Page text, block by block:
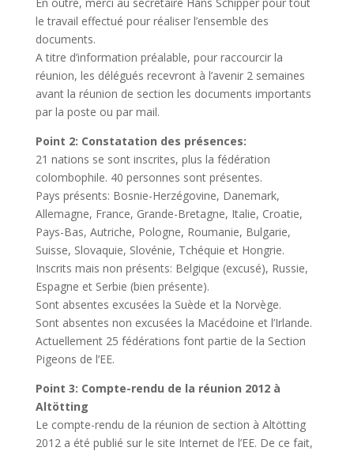
le travail effectué pour réaliser l’ensemble des
documents.
A titre d’information préalable, pour raccourcir la
réunion, les délégués recevront à l’avenir 2 semaines
avant la réunion de section les documents importants
par la poste ou par mail.
Point 2: Constatation des présences:
21 nations se sont inscrites, plus la fédération
colombophile. 40 personnes sont présentes.
Pays présents: Bosnie-Herzégovine, Danemark,
Allemagne, France, Grande-Bretagne, Italie, Croatie,
Pays-Bas, Autriche, Pologne, Roumanie, Bulgarie,
Suisse, Slovaquie, Slovénie, Tchéquie et Hongrie.
Inscrits mais non présents: Belgique (excusé), Russie,
Espagne et Serbie (bien présente).
Sont absentes excusées la Suède et la Norvège.
Sont absentes non excusées la Macédoine et l’Irlande.
Actuellement 25 fédérations font partie de la Section
Pigeons de l’EE.
Point 3: Compte-rendu de la réunion 2012 à
Altötting
Le compte-rendu de la réunion de section à Altötting
2012 a été publié sur le site Internet de l’EE. De ce fait,